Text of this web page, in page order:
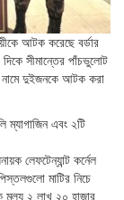
আটক করেছে বর্ডার
সীমান্তের পাঁচভুলোট
নামে দুইজনকে আটক করা
ম্যাগাজিন এবং ২টি
লেফটেন্যান্ট কর্নেল
মাটির নিচে
মূল্য ২ লাখ ২০ হাজার